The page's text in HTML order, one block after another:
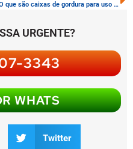
O que são caixas de gordura para uso doméstico
URGENTE?
3343
WHATS
Twitter